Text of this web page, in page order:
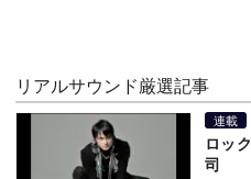
リアルサウンド厳選記事
連載
ロッ
司